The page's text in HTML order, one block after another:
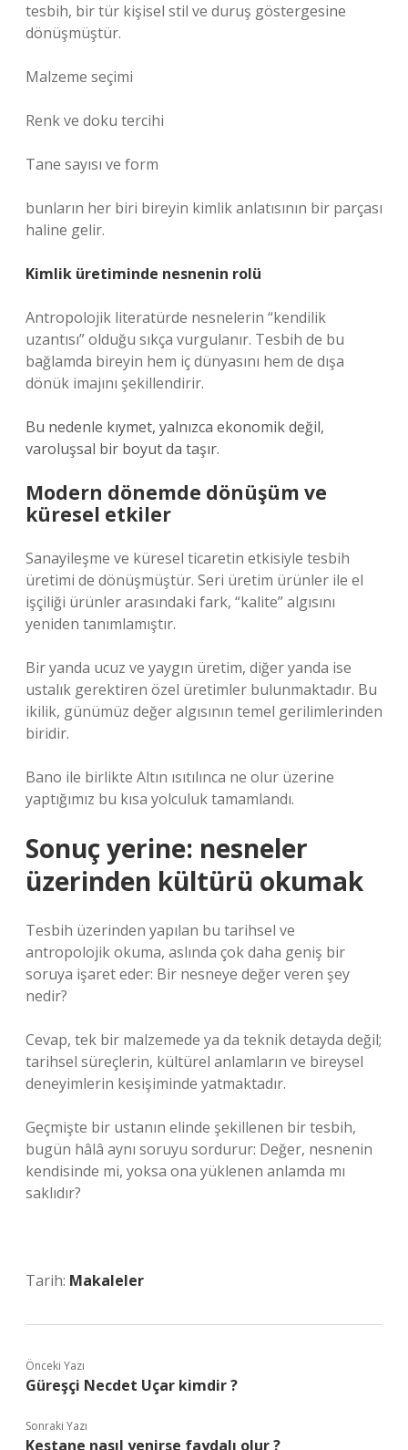
tesbih, bir tür kişisel stil ve duruş göstergesine
dönüşmüştür.
Malzeme seçimi
Renk ve doku tercihi
Tane sayısı ve form
bunların her biri bireyin kimlik anlatısının bir parçası
haline gelir.
Kimlik üretiminde nesnenin rolü
Antropolojik literatürde nesnelerin “kendilik
uzantısı” olduğu sıkça vurgulanır. Tesbih de bu
bağlamda bireyin hem iç dünyasını hem de dışa
dönük imajını şekillendirir.
Bu nedenle kıymet, yalnızca ekonomik değil,
varoluşsal bir boyut da taşır.
Modern dönemde dönüşüm ve
küresel etkiler
Sanayileşme ve küresel ticaretin etkisiyle tesbih
üretimi de dönüşmüştür. Seri üretim ürünler ile el
işçiliği ürünler arasındaki fark, “kalite” algısını
yeniden tanımlamıştır.
Bir yanda ucuz ve yaygın üretim, diğer yanda ise
ustalık gerektiren özel üretimler bulunmaktadır. Bu
ikilik, günümüz değer algısının temel gerilimlerinden
biridir.
Bano ile birlikte Altın ısıtılınca ne olur üzerine
yaptığımız bu kısa yolculuk tamamlandı.
Sonuç yerine: nesneler
üzerinden kültürü okumak
Tesbih üzerinden yapılan bu tarihsel ve
antropolojik okuma, aslında çok daha geniş bir
soruya işaret eder: Bir nesneye değer veren şey
nedir?
Cevap, tek bir malzemede ya da teknik detayda değil;
tarihsel süreçlerin, kültürel anlamların ve bireysel
deneyimlerin kesişiminde yatmaktadır.
Geçmişte bir ustanın elinde şekillenen bir tesbih,
bugün hâlâ aynı soruyu sordurur: Değer, nesnenin
kendisinde mi, yoksa ona yüklenen anlamda mı
saklıdır?
Tarih: Makaleler
Önceki Yazı
Güreşçi Necdet Uçar kimdir ?
Sonraki Yazı
Kestane nasıl yenirse faydalı olur ?